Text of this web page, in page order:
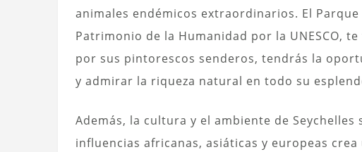
animales endémicos extraordinarios. El
Patrimonio de la Humanidad por la UNESCO,
por sus pintorescos senderos, tendrás la
y admirar la riqueza natural en todo su
Además, la cultura y el ambiente de
influencias africanas, asiáticas y europeas